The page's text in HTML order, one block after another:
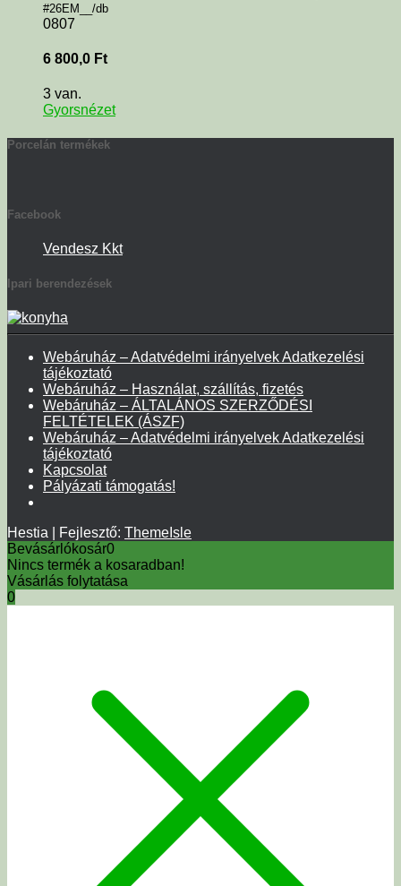
#26EM__/db
0807
6 800,0 Ft
3 van.
Gyorsnézet
Porcelán termékek
Facebook
Vendesz Kkt
Ipari berendezések
Webáruház – Adatvédelmi irányelvek Adatkezelési
tájékoztató
Webáruház – Használat, szállítás, fizetés
Webáruház – ÁLTALÁNOS SZERZŐDÉSI
FELTÉTELEK (ÁSZF)
Webáruház – Adatvédelmi irányelvek Adatkezelési
tájékoztató
Kapcsolat
Pályázati támogatás!
Hestia | Fejlesztő: ThemeIsle
Bevásárlókosár0
Nincs termék a kosaradban!
Vásárlás folytatása
0